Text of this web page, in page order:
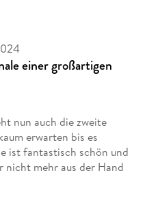
der weiteren
erfolgt auf gute Weise
in das Gesamtbild ein.
der Wälder sind
und die Akteure aus
einer großartigen
nun auch die zweite
erwarten bis es
ist fantastisch schön und
nicht mehr aus der Hand